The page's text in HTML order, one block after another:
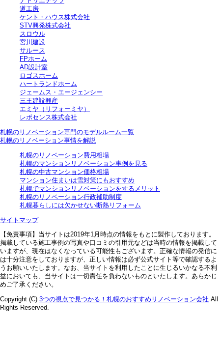
道工房
ケント・ハウス株式会社
STV興発株式会社
スロウル
宮川建設
サルース
FPホーム
AD設計室
ロゴスホーム
ハートランドホーム
ジェームス・エージェンシー
三王建設興産
エミヤ（リフォーミヤ）
レボセンス株式会社
札幌のリノベーション専門のモデルルーム一覧
札幌のリノベーション事情を解説
札幌のリノベーション費用相場
札幌のマンションリノベーション事例を見る
札幌の中古マンション価格相場
マンション住まいは雪対策にもおすすめ
札幌でマンションリノベーションをするメリット
札幌のリノベーション行政補助制度
札幌暮らしには欠かせない断熱リフォーム
サイトマップ
【免責事項】 当サイトは2019年1月時点の情報をもとに製作しております。
掲載している施工事例の写真や口コミの引用元などは当時の情報を掲載して
いますが、現在はなくなっている可能性もございます。正確な情報の発信に
は十分注意をしておりますが、正しい情報は必ず公式サイト等で確認するよ
うお願いいたします。なお、当サイトを利用したことに生じるいかなる不利
益においても、当サイトは一切責任を負わないものといたします。あらかじ
めご了承ください。
Copyright (C) 3つの視点で見つかる！札幌のおすすめリノベーション会社 All
Rights Reserved.